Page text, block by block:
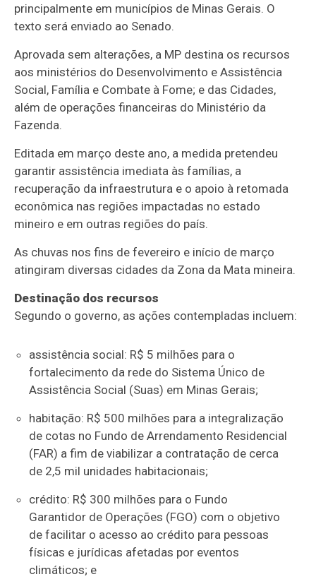
principalmente em municípios de Minas Gerais. O
texto será enviado ao Senado.
Aprovada sem alterações, a MP destina os recursos
aos ministérios do Desenvolvimento e Assistência
Social, Família e Combate à Fome; e das Cidades,
além de operações financeiras do Ministério da
Fazenda.
Editada em março deste ano, a medida pretendeu
garantir assistência imediata às famílias, a
recuperação da infraestrutura e o apoio à retomada
econômica nas regiões impactadas no estado
mineiro e em outras regiões do país.
As chuvas nos fins de fevereiro e início de março
atingiram diversas cidades da Zona da Mata mineira.
Destinação dos recursos
Segundo o governo, as ações contempladas incluem:
assistência social: R$ 5 milhões para o
fortalecimento da rede do Sistema Único de
Assistência Social (Suas) em Minas Gerais;
habitação: R$ 500 milhões para a integralização
de cotas no Fundo de Arrendamento Residencial
(FAR) a fim de viabilizar a contratação de cerca
de 2,5 mil unidades habitacionais;
crédito: R$ 300 milhões para o Fundo
Garantidor de Operações (FGO) com o objetivo
de facilitar o acesso ao crédito para pessoas
físicas e jurídicas afetadas por eventos
climáticos; e